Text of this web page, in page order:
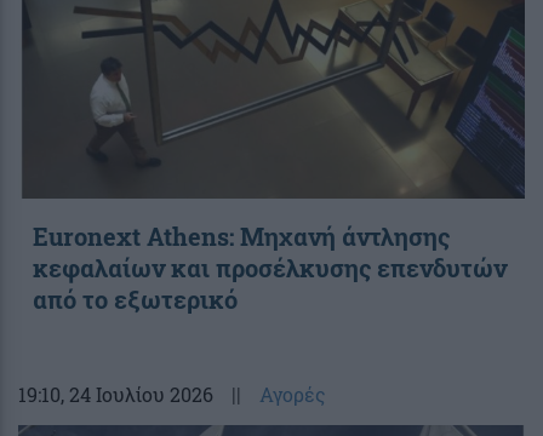
Euronext Athens: Μηχανή άντλησης
κεφαλαίων και προσέλκυσης επενδυτών
από το εξωτερικό
19:10, 24 Ιουλίου 2026 || Αγορές